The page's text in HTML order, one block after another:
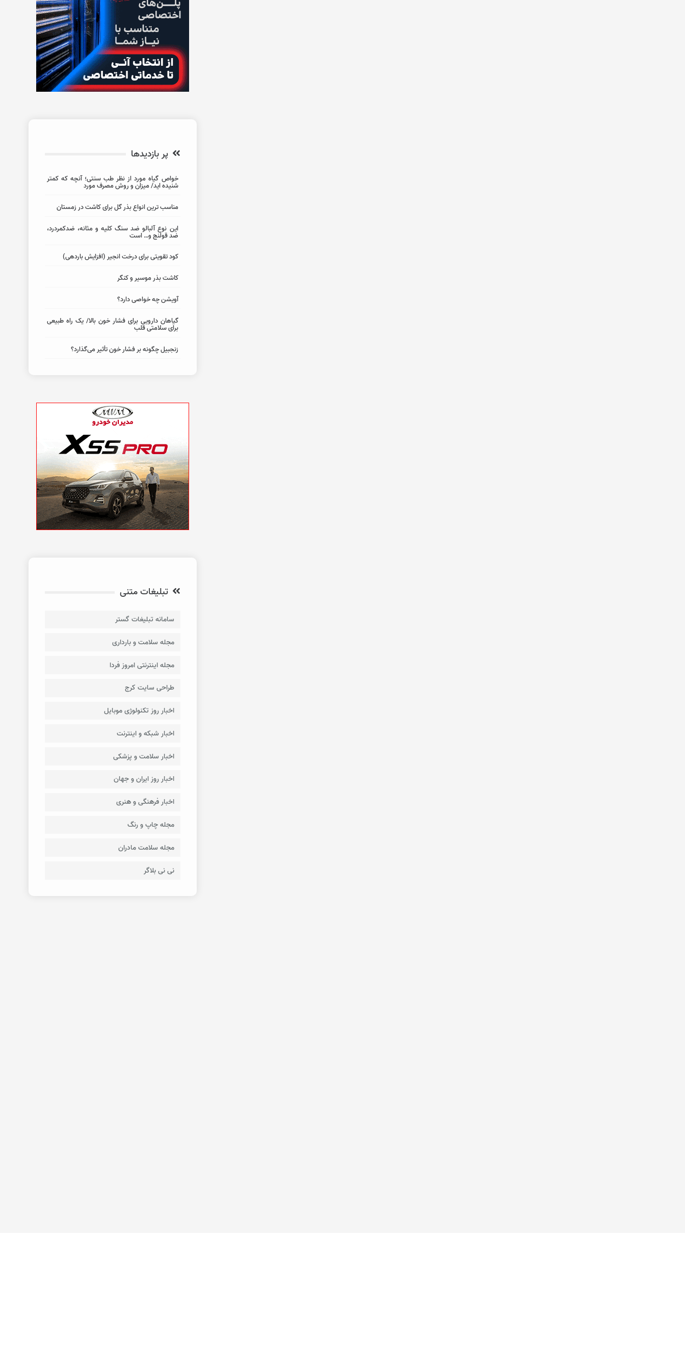
پر بازدیدها
خواص گیاه مورد از نظر طب سنتی؛ آنچه که کمتر
شنیده اید/ میزان و روش مصرف مورد
مناسب ترین انواع بذر گل برای کاشت در زمستان
این نوع آلبالو ضد سنگ کلیه و مثانه، ضدکمردرد،
ضد قولنج و… است
کود تقویتی برای درخت انجیر (افزایش باردهی)
کاشت بذر موسیر و کنگر
آویشن چه خواصی دارد؟
گیاهان دارویی برای فشار خون بالا/ یک راه طبیعی
برای سلامتی قلب
زنجبیل چگونه بر فشار خون تأثیر می‌گذارد؟
تبلیغات متنی
سامانه تبلیغات گستر
مجله سلامت و بارداری
مجله اینترنتی امروز فردا
طراحی سایت کرج
اخبار روز تکنولوژی موبایل
اخبار شبکه و اینترنت
اخبار سلامت و پزشکی
اخبار روز ایران و جهان
اخبار فرهنگی و هنری
مجله چاپ و رنگ
مجله سلامت مادران
نی نی بلاگر